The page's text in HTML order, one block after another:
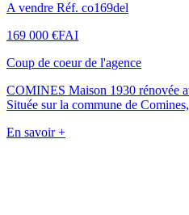
A vendre Réf. co169del
169 000 €FAI
Coup de coeur de l'agence
COMINES Maison 1930 rénovée
Située sur la commune de
En savoir +